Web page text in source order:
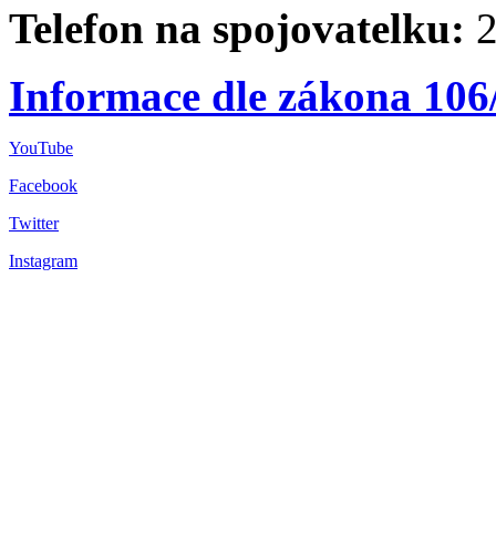
Telefon na spojovatelku:
Informace dle zákona
YouTube
Facebook
Twitter
Instagram